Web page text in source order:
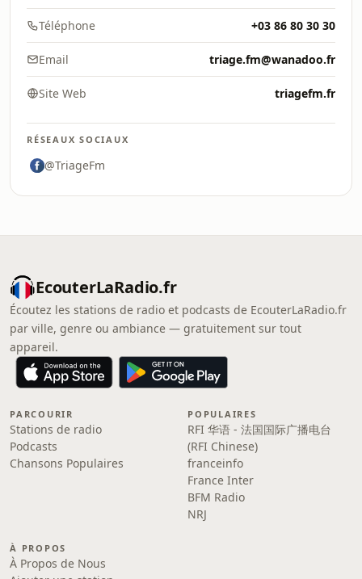
Téléphone +03 86 80 30 30
Email triage.fm@wanadoo.fr
Site Web triagefm.fr
RÉSEAUX SOCIAUX
@TriageFm
EcouterLaRadio.fr
Écoutez les stations de radio et podcasts de EcouterLaRadio.fr
par ville, genre ou ambiance — gratuitement sur tout
appareil.
PARCOURIR
Stations de radio
Podcasts
Chansons Populaires
POPULAIRES
RFI 华语 - 法国国际广播电台
(RFI Chinese)
franceinfo
France Inter
BFM Radio
NRJ
À PROPOS
À Propos de Nous